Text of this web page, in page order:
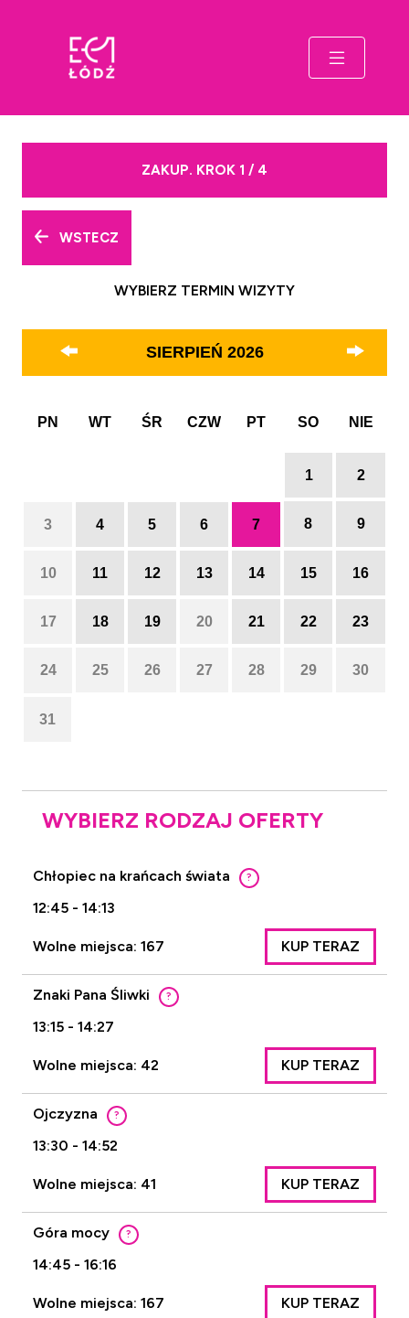
WSTECZ
ZAKUP. KROK 1 / 4
WYBIERZ TERMIN WIZYTY
SIERPIEŃ 2026
PN WT ŚR CZW PT SO NIE
1 2
3 4 5 6 7 8 9
10 11 12 13 14 15 16
17 18 19 20 21 22 23
24 25 26 27 28 29 30
31
WYBIERZ RODZAJ OFERTY
Chłopiec na krańcach świata ?
12:45 - 14:13
Wolne miejsca: 167 KUP TERAZ
Znaki Pana Śliwki ?
13:15 - 14:27
Wolne miejsca: 42 KUP TERAZ
Ojczyzna ?
13:30 - 14:52
Wolne miejsca: 41 KUP TERAZ
Góra mocy ?
14:45 - 16:16
Wolne miejsca: 167 KUP TERAZ